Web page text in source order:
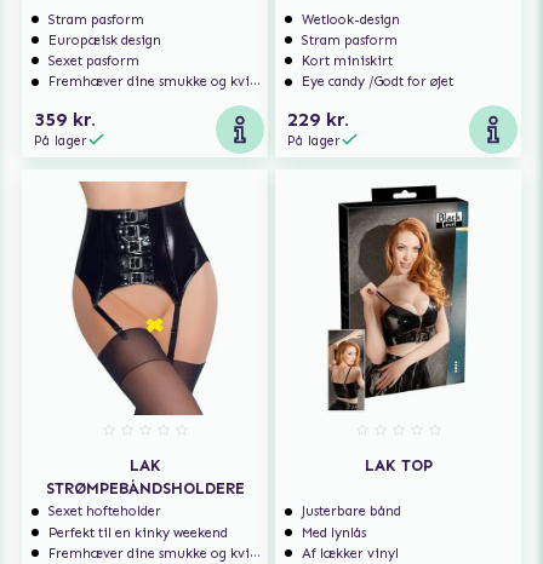
Stram pasform
Europæisk design
Sexet pasform
Fremhæver dine smukke og kvindelige former
359 kr.
På lager
Wetlook-design
Stram pasform
Kort miniskirt
Eye candy /Godt for øjet
229 kr.
På lager
LAK
STRØMPEBÅNDSHOLDERE
Sexet hofteholder
Perfekt til en kinky weekend
Fremhæver dine smukke og kvindelige former
LAK TOP
Justerbare bånd
Med lynlås
Af lækker vinyl